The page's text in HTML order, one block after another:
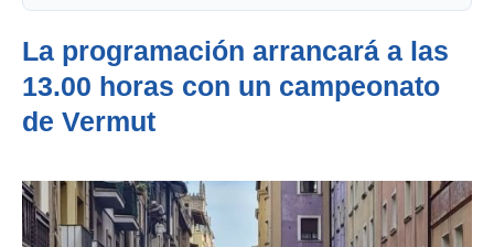
La programación arrancará a las
13.00 horas con un campeonato
de Vermut